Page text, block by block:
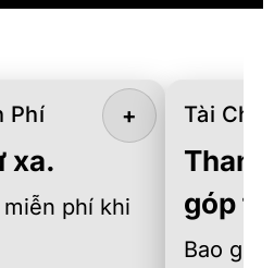
Phí
xa.
phí khi
+ Tài
góp
Bao